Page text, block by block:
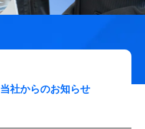
当社からのお知らせ